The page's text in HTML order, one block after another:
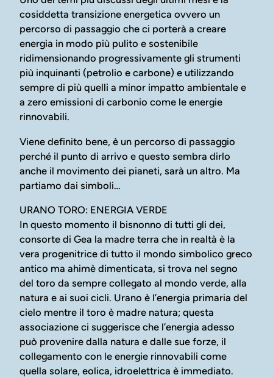
cosiddetta transizione energetica ovvero un
percorso di passaggio che ci porterà a creare
energia in modo più pulito e sostenibile
ridimensionando progressivamente gli strumenti
più inquinanti (petrolio e carbone) e utilizzando
sempre di più quelli a minor impatto ambientale e
a zero emissioni di carbonio come le energie
rinnovabili.
Viene definito bene, è un percorso di passaggio
perché il punto di arrivo e questo sembra dirlo
anche il movimento dei pianeti, sarà un altro. Ma
partiamo dai simboli…
URANO TORO: ENERGIA VERDE
In questo momento il bisnonno di tutti gli dei,
consorte di Gea la madre terra che in realtà è la
vera progenitrice di tutto il mondo simbolico greco
antico ma ahimè dimenticata, si trova nel segno
del toro da sempre collegato al mondo verde, alla
natura e ai suoi cicli. Urano è l’energia primaria del
cielo mentre il toro è madre natura; questa
associazione ci suggerisce che l’energia adesso
può provenire dalla natura e dalle sue forze, il
collegamento con le energie rinnovabili come
quella solare, eolica, idroelettrica è immediato.